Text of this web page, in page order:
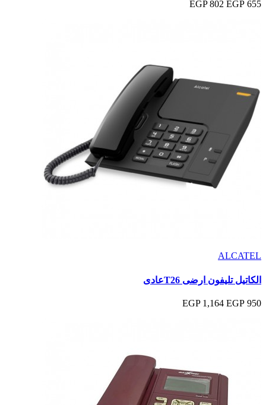
655 EGP
802 EGP
ALCATEL
الكاتيل تليفون ارضى T26عادى
950 EGP
1,164 EGP